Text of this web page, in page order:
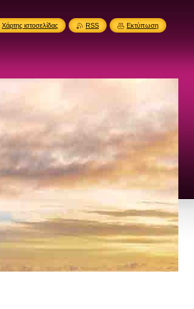
Χάρτης ιστοσελίδας RSS Εκτύπωση